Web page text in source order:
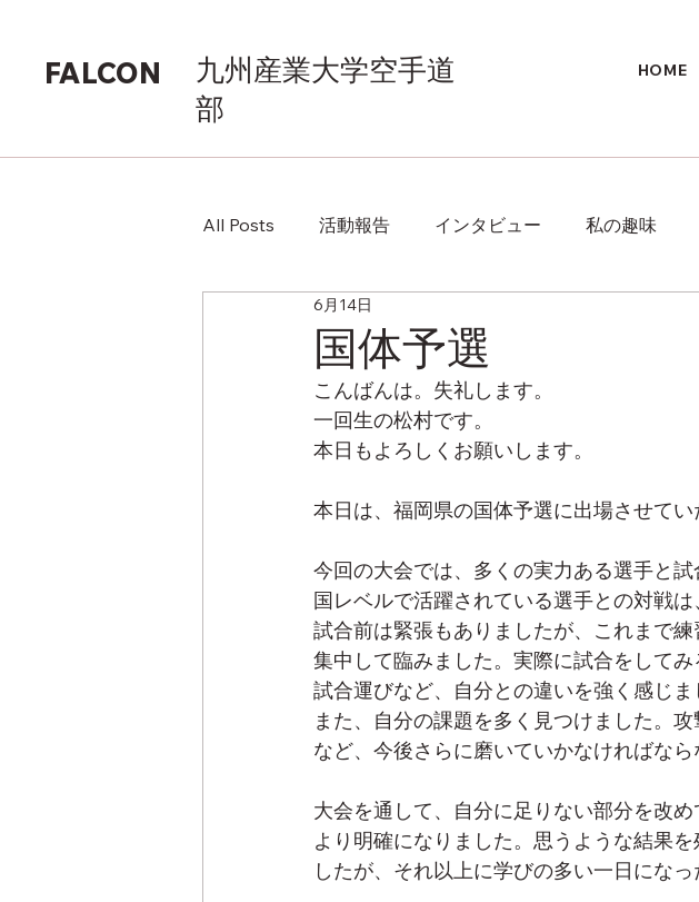
HOME
FALCON
九州産業大学空手道
部
All Posts 活動報告 インタビュー 私の趣味
国体予選
6月14日
こんばんは。失礼します。
一回生の松村です。
本日もよろしくお願いします。
本日は、福岡県の国体予選に出場させてい
今回の大会では、多くの実力ある選手と
国レベルで活躍されている選手との対戦
試合前は緊張もありましたが、これまで
集中して臨みました。実際に試合をして
試合運びなど、自分との違いを強く感じま
また、自分の課題を多く見つけました。
など、今後さらに磨いていかなければなら
大会を通して、自分に足りない部分を改
より明確になりました。思うような結果
したが、それ以上に学びの多い一日になっ